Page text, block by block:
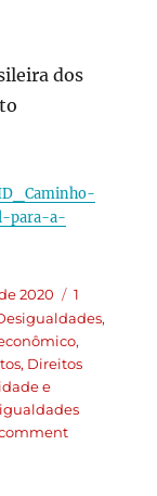
dos
para-a-
2020
1
,
,
, Direitos
e